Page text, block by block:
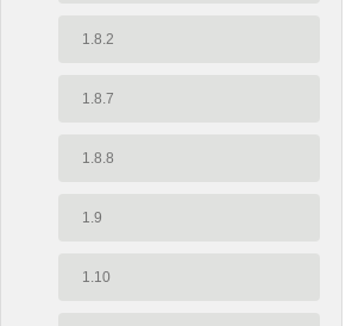
1.8.2
1.8.7
1.8.8
1.9
1.10